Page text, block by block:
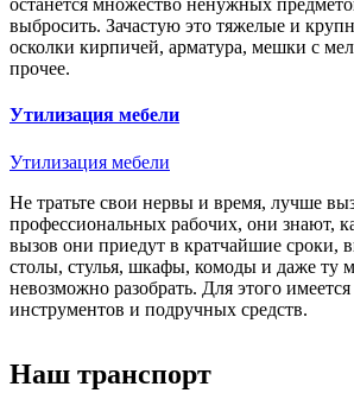
останется множество ненужных
выбросить. Зачастую это тяжелые и
осколки кирпичей, арматура, мешки с
прочее.
Утилизация мебели
Утилизация мебели
Не тратьте свои нервы и время, лучше
профессиональных рабочих, они знают,
вызов они приедут в кратчайшие сроки,
столы, стулья, шкафы, комоды и даже ту
невозможно разобрать. Для этого имеется
инструментов и подручных средств.
Наш транспорт